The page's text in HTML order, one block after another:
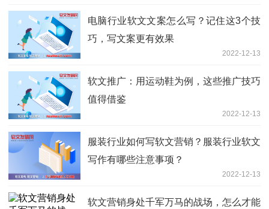
电脑行业软文文案怎么写？记住这3个技
巧，写文案更有效果
2022-12-13
软文推广：用运动鞋为例，这些推广技巧
值得借鉴
2022-12-13
服装行业如何写软文营销？服装行业软文
写作有哪些注意事项？
2022-12-13
软文营销身处千军万马的战场，怎么才能